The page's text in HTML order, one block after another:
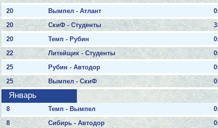
20
Вымпел - Атлант
20
СкиФ - Студенты
20
Темп - Рубин
22
Литейщик - Студенты
25
Рубин - Автодор
25
Вымпел - СкиФ
Январь
8 Темп - Вымпел
8
Сибирь - Автодор